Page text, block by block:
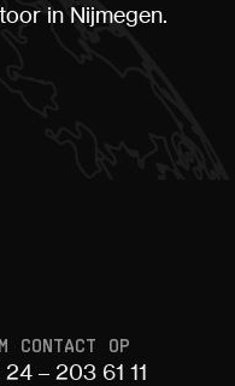
in Nijmegen.
CONTACT OP
24 – 203 61 11